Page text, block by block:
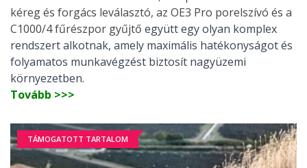
kéreg és forgács leválasztó, az OE3 Pro porelszívó és a
C1000/4 fűrészpor gyűjtő együtt egy olyan komplex
rendszert alkotnak, amely maximális hatékonyságot és
folyamatos munkavégzést biztosít nagyüzemi
környezetben.
Tovább >>>
TÁMOGATOTT TARTALOM